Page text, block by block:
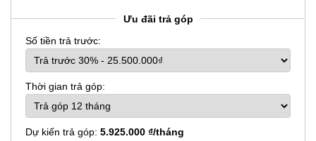
Ưu đãi trả góp
Số tiền trả trước:
Thời gian trả góp:
Dự kiến trả góp: 5.925.000 ₫/tháng